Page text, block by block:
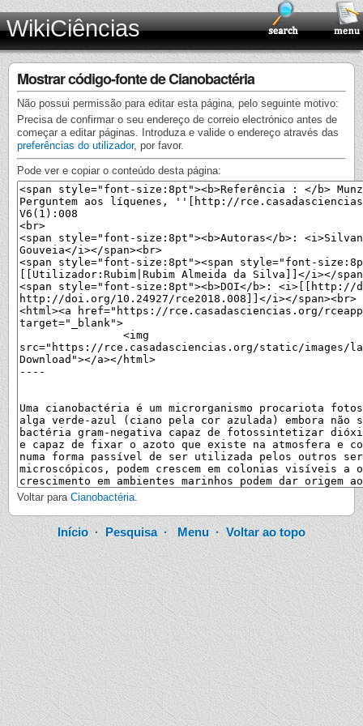
WikiCiências
Mostrar código-fonte de Cianobactéria
Não possui permissão para editar esta página, pelo seguinte motivo:
Precisa de confirmar o seu endereço de correio electrónico antes de
começar a editar páginas. Introduza e valide o endereço através das
preferências do utilizador, por favor.
Pode ver e copiar o conteúdo desta página:
Voltar para Cianobactéria.
Início·Pesquisa·Menu· Voltar ao topo